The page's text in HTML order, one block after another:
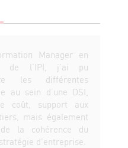
Manager en
de l’IPI, j’ai pu
les différentes
au sein d’une DSI,
coût, support aux
mais également
la cohérence du
d’entreprise.